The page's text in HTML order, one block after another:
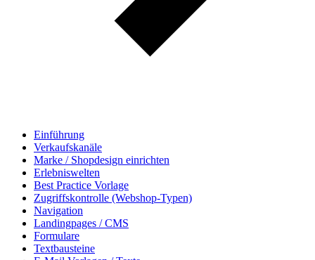
Einführung
Verkaufskanäle
Marke / Shopdesign einrichten
Erlebniswelten
Best Practice Vorlage
Zugriffskontrolle (Webshop-Typen)
Navigation
Landingpages / CMS
Formulare
Textbausteine